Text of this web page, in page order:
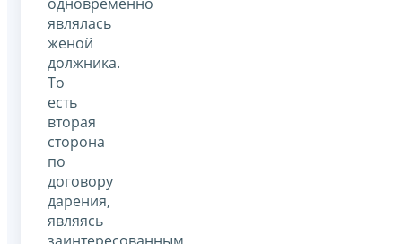
являлась
женой
должника.
То
есть
вторая
сторона
по
договору
дарения,
являясь
заинтересованным